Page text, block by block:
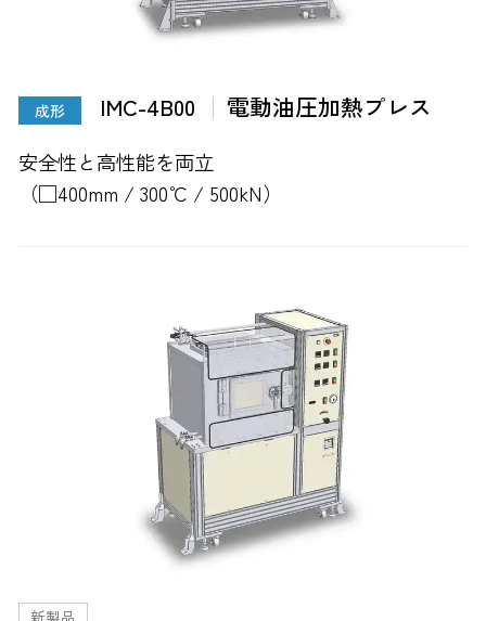
成形 IMC-4B00 電動油圧加熱プレス
安全性と高性能を両立
（□400mm / 300℃ / 500kN）
新製品